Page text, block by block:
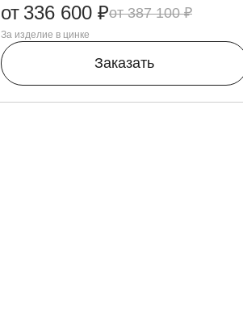
387 100 ₽
от 336 600 ₽
За изделие в цинке
Заказать